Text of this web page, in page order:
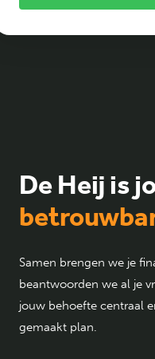
De Heij is
Samen brengen we je
beantwoorden we al je
jouw behoefte centraal
gemaakt plan.